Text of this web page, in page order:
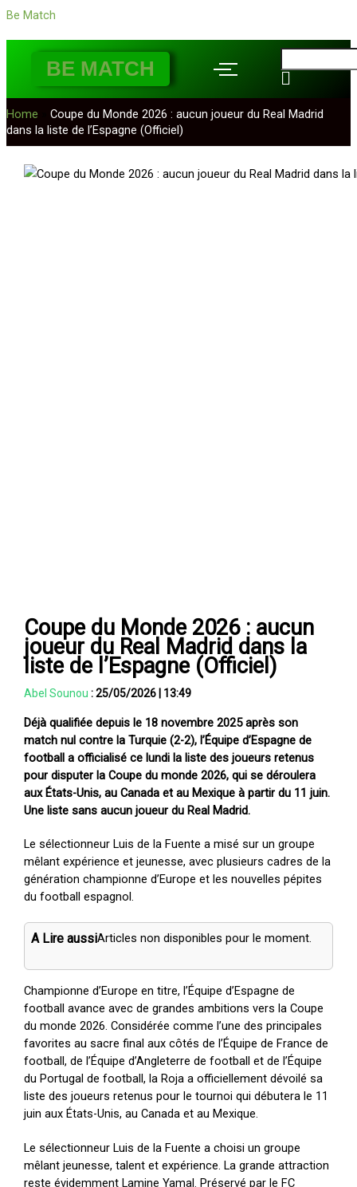
Aller
contenu
Be Match
BE MATCH
Home
Coupe du Monde 2026 : aucun joueur du Real Madrid
dans la liste de l’Espagne (Officiel)
Coupe du Monde 2026 : aucun
joueur du Real Madrid dans la
liste de l’Espagne (Officiel)
Abel Sounou :25/05/2026 13:49
Déjà qualifiée depuis le 18 novembre 2025 après son
match nul contre la Turquie (2-2), l’Équipe d’Espagne de
football a officialisé ce lundi la liste des joueurs retenus
pour disputer la Coupe du monde 2026, qui se déroulera
aux États-Unis, au Canada et au Mexique à partir du 11 juin.
Une liste sans aucun joueur du Real Madrid.
Le sélectionneur Luis de la Fuente a misé sur un groupe
mêlant expérience et jeunesse, avec plusieurs cadres de la
génération championne d’Europe et les nouvelles pépites
du football espagnol.
A Lire aussiArticles non disponibles pour le moment.
Championne d’Europe en titre, l’Équipe d’Espagne de
football avance avec de grandes ambitions vers la Coupe
du monde 2026. Considérée comme l’une des principales
favorites au sacre final aux côtés de l’Équipe de France de
football, de l’Équipe d’Angleterre de football et de l’Équipe
du Portugal de football, la Roja a officiellement dévoilé sa
liste des joueurs retenus pour le tournoi qui débutera le 11
juin aux États-Unis, au Canada et au Mexique.
Le sélectionneur Luis de la Fuente a choisi un groupe
mêlant jeunesse, talent et expérience. La grande attraction
reste évidemment Lamine Yamal. Préservé par le FC
Écrivez
Nom*
E-Site